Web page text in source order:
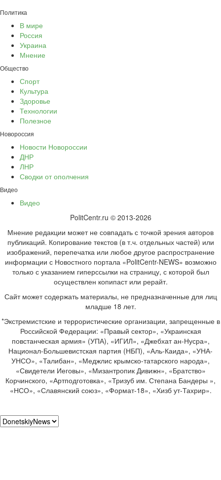
Политика
В мире
Россия
Украина
Мнение
Общество
Спорт
Культура
Здоровье
Технологии
Полезное
Новороссия
Новости Новороссии
ДНР
ЛНР
Сводки от ополчения
Видео
Видео
PolitCentr.ru © 2013-2026
Мнение редакции может не совпадать с точкой зрения авторов
публикаций. Копирование текстов (в т.ч. отдельных частей) или
изображений, перепечатка или любое другое распространение
информации с Новостного портала «PolitCentr-NEWS» возможно
только с указанием гиперссылки на страницу, с которой был
осуществлен копипаст или рерайт.
Сайт может содержать материалы, не предназначенные для лиц
младше 18 лет.
*Экстремистские и террористические организации, запрещенные в
Российской Федерации: «Правый сектор», «Украинская
повстанческая армия» (УПА), «ИГИЛ», «Джебхат ан-Нусра»,
Национал-Большевистская партия (НБП), «Аль-Каида», «УНА-
УНСО», «Талибан», «Меджлис крымско-татарского народа»,
«Свидетели Иеговы», «Мизантропик Дивижн», «Братство»
Корчинского, «Артподготовка», «Тризуб им. Степана Бандеры »,
«НСО», «Славянский союз», «Формат-18», «Хизб ут-Тахрир».